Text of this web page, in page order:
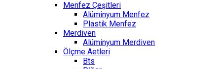
Menfez Çeşitleri
Alüminyum Menfez
Plastik Menfez
Merdiven
Alüminyum Merdiven
Ölçme Aetleri
Bts